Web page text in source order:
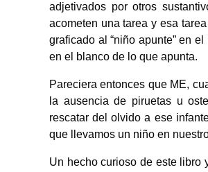
adjetivados por otros
acometen una tarea y esa
graficado al “niño apunte” en
en el blanco de lo que apunta.
Pareciera entonces que ME,
la ausencia de piruetas u
rescatar del olvido a ese
que llevamos un niño en
Un hecho curioso de este libro